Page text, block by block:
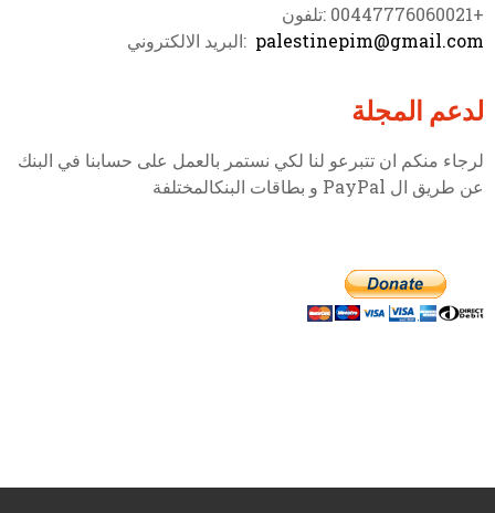
+00447776060021 :تلفون
palestinepim@gmail.com :البريد الالكتروني
لدعم المجلة
لرجاء منكم ان تتبرعو لنا لكي نستمر بالعمل على حسابنا في البنك
عن طريق ال PayPal و بطاقات البنكالمختلفة